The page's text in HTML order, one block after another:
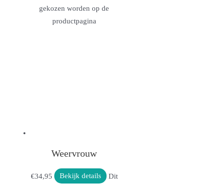
gekozen worden op de
productpagina
Weervrouw
€34,95 Bekijk details
Dit